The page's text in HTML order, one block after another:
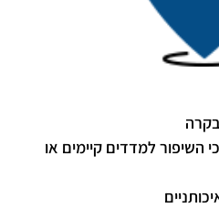
השיפור למדדים קיימים או